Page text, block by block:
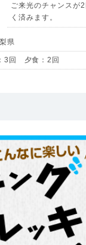
ご来光のチャンスが
く済みます。
県
3回 夕食：2回